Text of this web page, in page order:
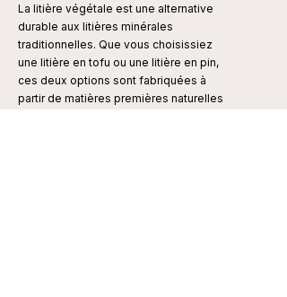
La litière végétale est une alternative
durable aux litières minérales
traditionnelles. Que vous choisissiez
une litière en tofu ou une litière en pin,
ces deux options sont fabriquées à
partir de matières premières naturelles